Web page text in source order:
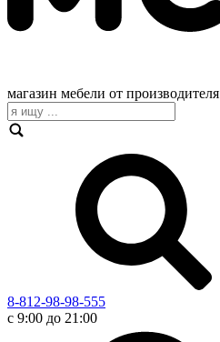
магазин мебели от производителя
8-812-98-98-555
с 9:00 до 21:00